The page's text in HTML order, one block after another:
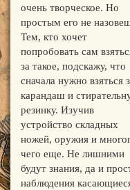
очень творческое. Но
простым его не
Тем, кто хочет
попробовать сам
за такое, подскажу, что
сначала нужно взяться
карандаш и
резинку. Изучив
устройство складных
ножей, оружия и
чего еще. Не лишними
будут знания, да и
наблюдения